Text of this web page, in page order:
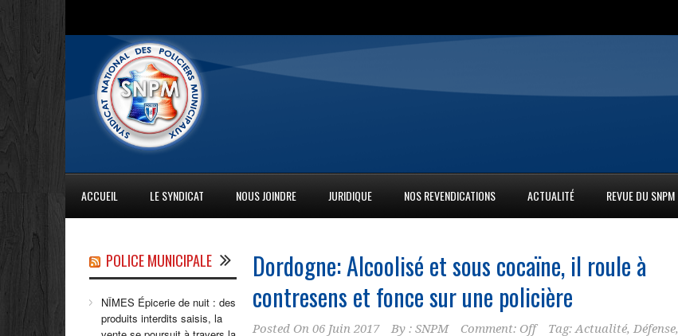
ACCUEIL LE SYNDICAT NOUS JOINDRE JURIDIQUE NOS REVENDICATIONS ACTUALITÉ REVUE DU SNPM
Dordogne: Alcoolisé et sous cocaïne, il roule à
contresens et fonce sur une policière
Posted On 06 Juin 2017 By : SNPM Comment: Off Tag: Actualité, Défense,
POLICE MUNICIPALE
NÎMES Épicerie de nuit : des
produits interdits saisis, la